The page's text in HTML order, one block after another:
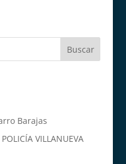
Barajas
VILLANUEVA